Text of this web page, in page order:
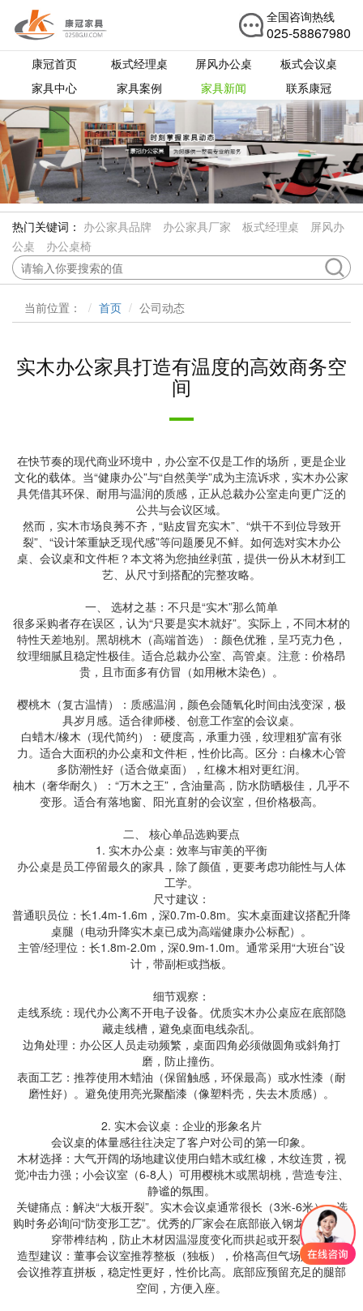
全国咨询热线
025-58867980
康冠首页 板式经理桌 屏风办公桌
板式会议桌
家具中心
家具案例 家具新闻 联系康冠
热门关键词： 办公家具品牌 办公家具厂家 板式经理桌
屏风办
公桌
办公桌椅
当前位置： 首页 公司动态
实木办公家具打造有温度的高效商务空
间
在快节奏的现代商业环境中，办公室不仅是工作的场所，更是企业
文化的载体。当“健康办公”与“自然美学”成为主流诉求，实木办公家
具凭借其环保、耐用与温润的质感，正从总裁办公室走向更广泛的
公共与会议区域。
然而，实木市场良莠不齐，“贴皮冒充实木”、“烘干不到位导致开
裂”、“设计笨重缺乏现代感”等问题屡见不鲜。如何选对实木办公
桌、会议桌和文件柜？本文将为您抽丝剥茧，提供一份从木材到工
艺、从尺寸到搭配的完整攻略。
一、 选材之基：不只是“实木”那么简单
很多采购者存在误区，认为“只要是实木就好”。实际上，不同木材的
特性天差地别。黑胡桃木（高端首选）：颜色优雅，呈巧克力色，
纹理细腻且稳定性极佳。适合总裁办公室、高管桌。注意：价格昂
贵，且市面多有仿冒（如用楸木染色）。
樱桃木（复古温情）：质感温润，颜色会随氧化时间由浅变深，极
具岁月感。适合律师楼、创意工作室的会议桌。
白蜡木/橡木（现代简约）：硬度高，承重力强，纹理粗犷富有张
力。适合大面积的办公桌和文件柜，性价比高。区分：白橡木心管
多防潮性好（适合做桌面），红橡木相对更红润。
柚木（奢华耐久）：“万木之王”，含油量高，防水防晒极佳，几乎不
变形。适合有落地窗、阳光直射的会议室，但价格极高。
二、 核心单品选购要点
1. 实木办公桌：效率与审美的平衡
办公桌是员工停留最久的家具，除了颜值，更要考虑功能性与人体
工学。
尺寸建议：
普通职员位：长1.4m-1.6m，深0.7m-0.8m。实木桌面建议搭配升降
桌腿（电动升降实木桌已成为高端健康办公标配）。
主管/经理位：长1.8m-2.0m，深0.9m-1.0m。通常采用“大班台”设
计，带副柜或挡板。
细节观察：
走线系统：现代办公离不开电子设备。优质实木办公桌应在底部隐
藏走线槽，避免桌面电线杂乱。
边角处理：办公区人员走动频繁，桌面四角必须做圆角或斜角打
磨，防止撞伤。
表面工艺：推荐使用木蜡油（保留触感，环保最高）或水性漆（耐
磨性好）。避免使用亮光聚酯漆（像塑料壳，失去木质感）。
2. 实木会议桌：企业的形象名片
会议桌的体量感往往决定了客户对公司的第一印象。
木材选择：大气开阔的场地建议使用白蜡木或红橡，木纹连贯，视
觉冲击力强；小会议室（6-8人）可用樱桃木或黑胡桃，营造专注、
静谧的氛围。
关键痛点：解决“大板开裂”。实木会议桌通常很长（3米-6米）。选
购时务必询问“防变形工艺”。优秀的厂家会在底部嵌入钢龙骨或采用
穿带榫结构，防止木材因温湿度变化而拱起或开裂。
造型建议：董事会议室推荐整板（独板），价格高但气场足；常规
会议推荐直拼板，稳定性更好，性价比高。底部应预留充足的腿部
空间，方便入座。